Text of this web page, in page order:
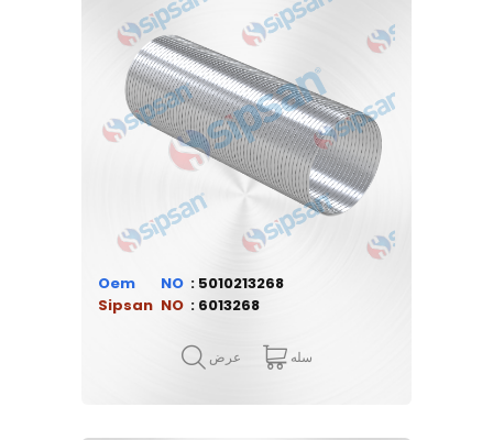
Oem
5010213268
Sipsan
6013268
عرض سله